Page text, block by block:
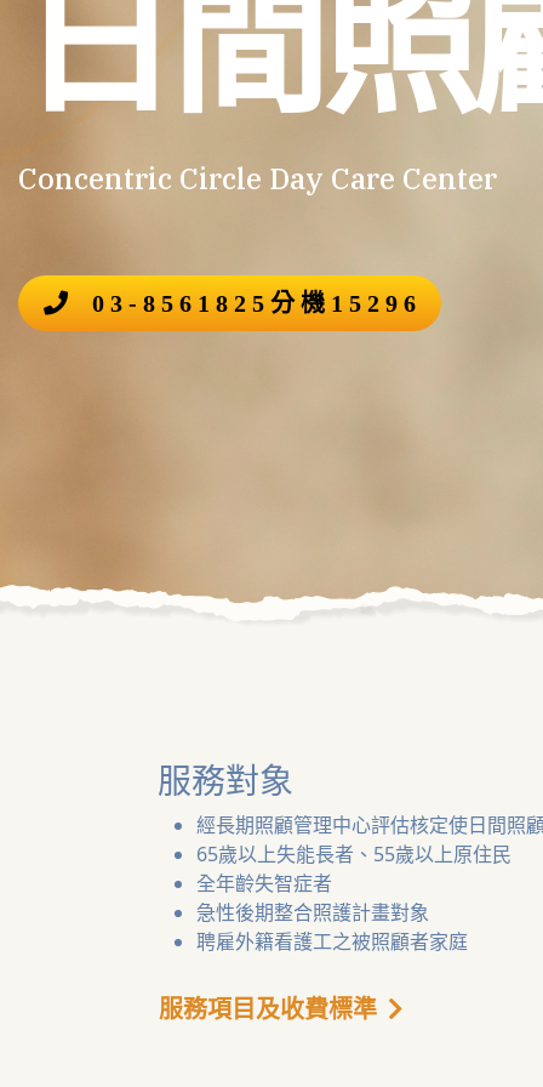
Concentric Circle Day Care Center
03-8561825分機15296
服務對象
經長期照顧管理中心評估核定使日間照
65歲以上失能長者、55歲以上原住民
全年齡失智症者
急性後期整合照護計畫對象
聘雇外籍看護工之被照顧者家庭
服務項目及收費標準